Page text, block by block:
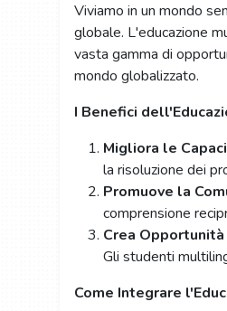
Viviamo in un mondo
globale. L'educazione
vasta gamma di
mondo globalizzato.
I Benefici
Migliora le
la risoluzione dei
Promuove la
comprensione
Crea
Gli studenti
Come Integrare